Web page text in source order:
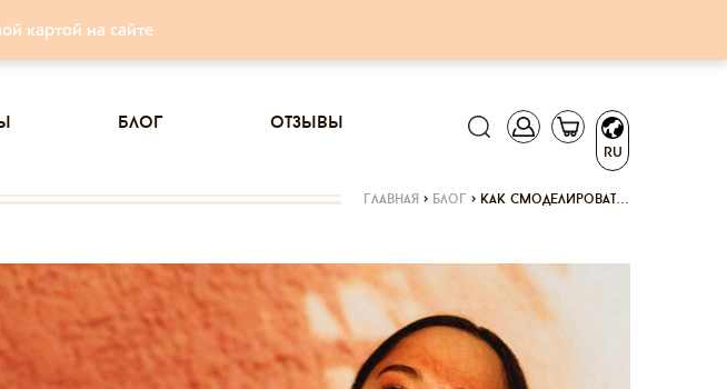
картой на сайте
RU
блог отзывы
главная > блог > как смоделироват…